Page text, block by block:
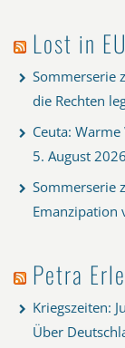
Lost in
Sommerserie
die Rechten
Ceuta:
5. August 2026
Sommerserie
Emanzipation
Petra
Kriegszeiten:
Über